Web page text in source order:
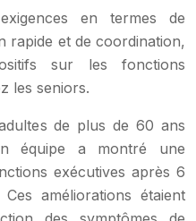
en termes de
rapide et de coordination,
sur les fonctions
les seniors.
de plus de 60 ans
équipe a montré une
exécutives après 6
améliorations étaient